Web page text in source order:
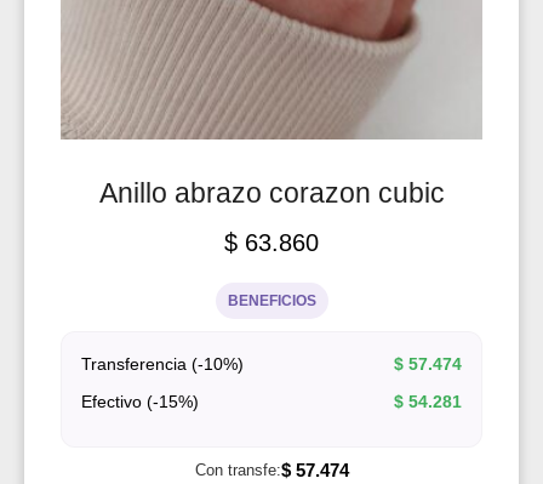
Anillo abrazo corazon cubic
$ 63.860
BENEFICIOS
Transferencia (-10%) $ 57.474
Efectivo (-15%)
$ 54.281
Con transfe:$57.474